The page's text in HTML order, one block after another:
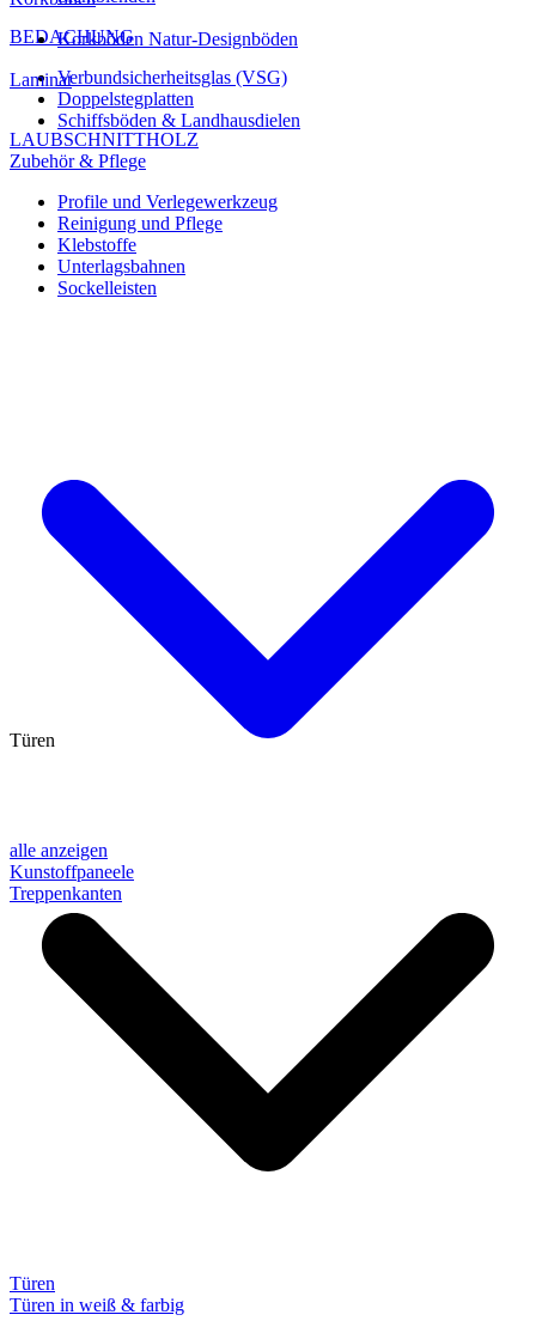
BEDACHUNG
Verbundsicherheitsglas (VSG)
Doppelstegplatten
LAUBSCHNITTHOLZ
Korkböden Natur-Designböden
Laminat
Schiffsböden & Landhausdielen
Zubehör & Pflege
Profile und Verlegewerkzeug
Reinigung und Pflege
Klebstoffe
Unterlagsbahnen
Sockelleisten
alle anzeigen
Kunstoffpaneele
Treppenkanten
Türen
Türen
Türen in weiß & farbig